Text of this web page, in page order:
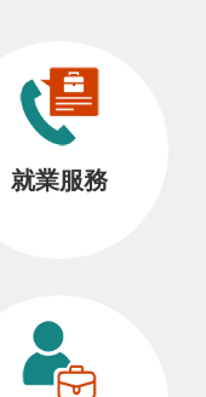
就業服務